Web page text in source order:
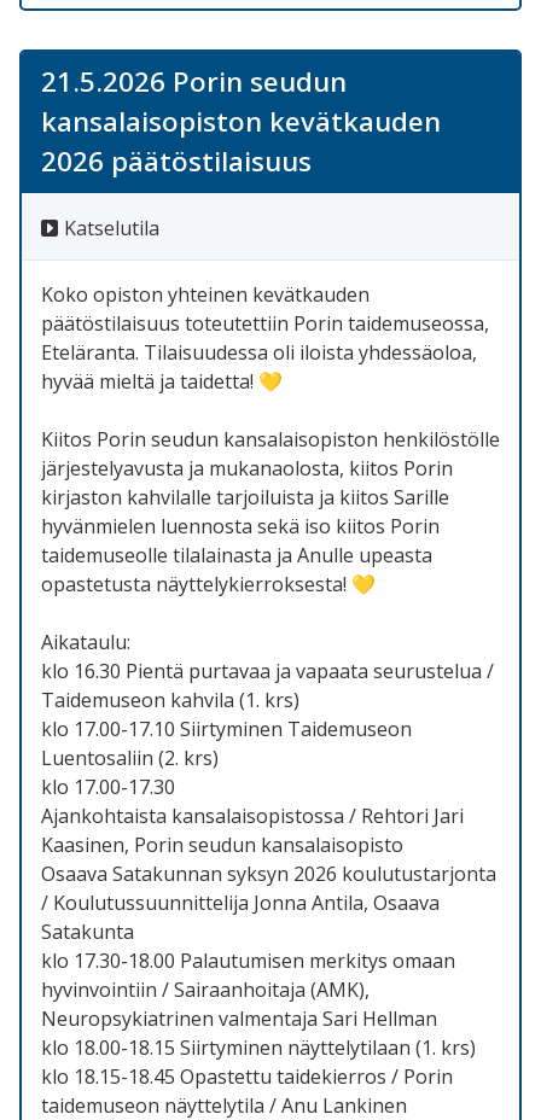
21.5.2026 Porin seudun
kansalaisopiston kevätkauden
2026 päätöstilaisuus
Katselutila
Koko opiston yhteinen kevätkauden
päätöstilaisuus toteutettiin Porin taidemuseossa,
Eteläranta. Tilaisuudessa oli iloista yhdessäoloa,
hyvää mieltä ja taidetta! 💛
Kiitos Porin seudun kansalaisopiston henkilöstölle
järjestelyavusta ja mukanaolosta, kiitos Porin
kirjaston kahvilalle tarjoiluista ja kiitos Sarille
hyvänmielen luennosta sekä iso kiitos Porin
taidemuseolle tilalainasta ja Anulle upeasta
opastetusta näyttelykierroksesta! 💛
Aikataulu:
klo 16.30 Pientä purtavaa ja vapaata seurustelua /
Taidemuseon kahvila (1. krs)
klo 17.00-17.10 Siirtyminen Taidemuseon
Luentosaliin (2. krs)
klo 17.00-17.30
Ajankohtaista kansalaisopistossa / Rehtori Jari
Kaasinen, Porin seudun kansalaisopisto
Osaava Satakunnan syksyn 2026 koulutustarjonta
/ Koulutussuunnittelija Jonna Antila, Osaava
Satakunta
klo 17.30-18.00 Palautumisen merkitys omaan
hyvinvointiin / Sairaanhoitaja (AMK),
Neuropsykiatrinen valmentaja Sari Hellman
klo 18.00-18.15 Siirtyminen näyttelytilaan (1. krs)
klo 18.15-18.45 Opastettu taidekierros / Porin
taidemuseon näyttelytila / Anu Lankinen